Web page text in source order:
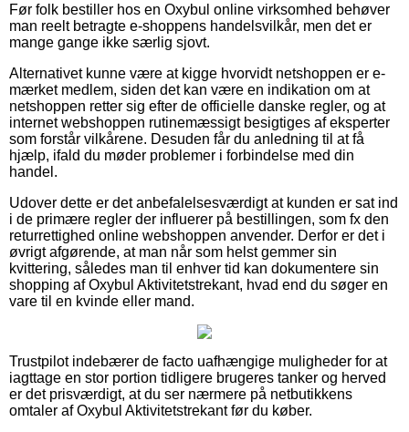
Før folk bestiller hos en Oxybul online virksomhed behøver
man reelt betragte e-shoppens handelsvilkår, men det er
mange gange ikke særlig sjovt.
Alternativet kunne være at kigge hvorvidt netshoppen er e-
mærket medlem, siden det kan være en indikation om at
netshoppen retter sig efter de officielle danske regler, og at
internet webshoppen rutinemæssigt besigtiges af eksperter
som forstår vilkårene. Desuden får du anledning til at få
hjælp, ifald du møder problemer i forbindelse med din
handel.
Udover dette er det anbefalelsesværdigt at kunden er sat ind
i de primære regler der influerer på bestillingen, som fx den
returrettighed online webshoppen anvender. Derfor er det i
øvrigt afgørende, at man når som helst gemmer sin
kvittering, således man til enhver tid kan dokumentere sin
shopping af Oxybul Aktivitetstrekant, hvad end du søger en
vare til en kvinde eller mand.
Trustpilot indebærer de facto uafhængige muligheder for at
iagttage en stor portion tidligere brugeres tanker og herved
er det prisværdigt, at du ser nærmere på netbutikkens
omtaler af Oxybul Aktivitetstrekant før du køber.